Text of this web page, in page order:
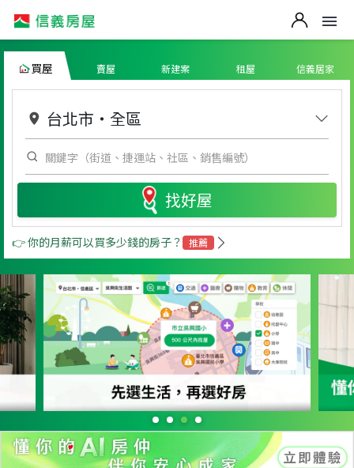
買屋 賣屋 新建案 租屋 信義居家
台北市 ・ 全區
找好屋
👉 你的月薪可以買多少錢的房子？ 推薦